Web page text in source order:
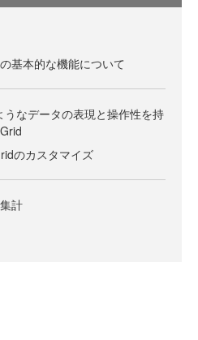
基本的な機能について
うなデータの表現と操作性を持
のカスタマイズ
計